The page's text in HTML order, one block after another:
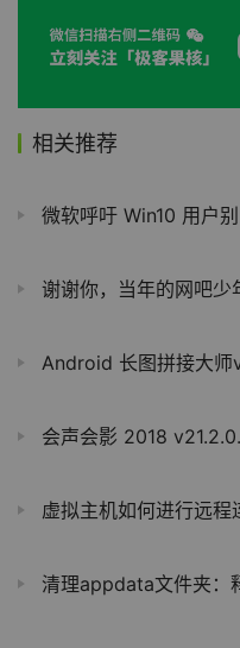
相关推荐
微软呼吁 Win10 用户别当“钉子户”
谢谢你，当年的网吧少
Android 长图拼接大师
会声会影 2018
虚拟主机如何进行远程
清理appdata文件夹：